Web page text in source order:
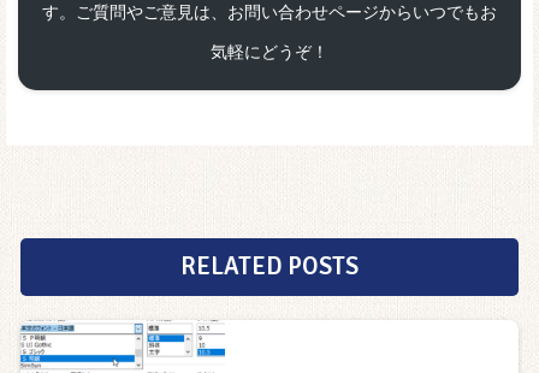
す。ご質問やご意見は、お問い合わせページからいつでもお
気軽にどうぞ！
RELATED POSTS